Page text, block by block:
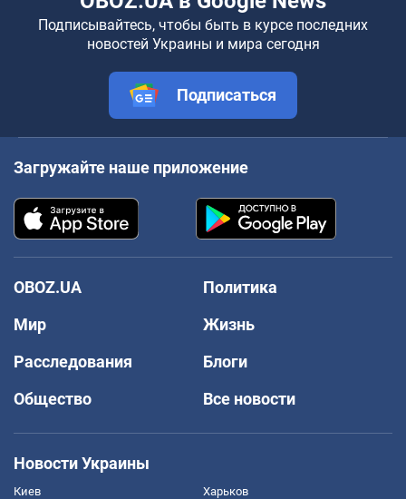
Подписывайтесь, чтобы быть в курсе последних
новостей Украины и мира сегодня
Подписаться
Загружайте наше приложение
OBOZ.UA
Политика
Мир
Жизнь
Расследования
Блоги
Общество
Все новости
Новости Украины
Киев Харьков